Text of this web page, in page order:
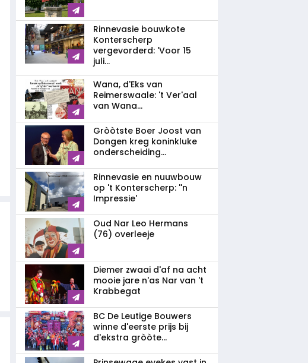
Rinnevasie bouwkote
Konterscherp
vergevorderd: 'Voor 15
juli...
Wana, d'Eks van
Reimerswaale: 't Ver'aal
van Wana...
Gròòtste Boer Joost van
Dongen kreg koninkluke
onderscheiding...
Rinnevasie en nuuwbouw
op 't Konterscherp: ''n
Impressie'
Oud Nar Leo Hermans
(76) overleeje
Diemer zwaai d'af na acht
mooie jare n'as Nar van 't
Krabbegat
BC De Leutige Bouwers
winne d'eerste prijs bij
d'ekstra gròòte...